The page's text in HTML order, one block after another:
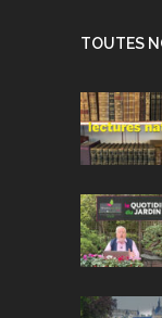
TOUTES